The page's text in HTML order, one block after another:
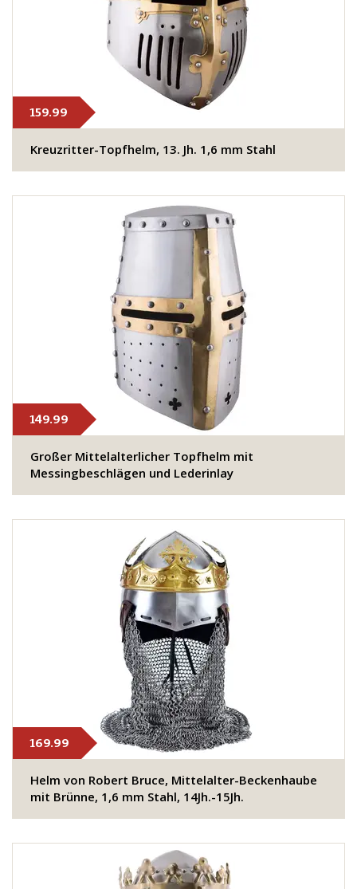
159.99
Kreuzritter-Topfhelm, 13. Jh. 1,6 mm Stahl
149.99
​Großer Mittelalterlicher Topfhelm mit
Messingbeschlägen und Lederinlay
169.99
Helm von Robert Bruce, Mittelalter-Beckenhaube
mit Brünne, 1,6 mm Stahl, 14Jh.-15Jh.